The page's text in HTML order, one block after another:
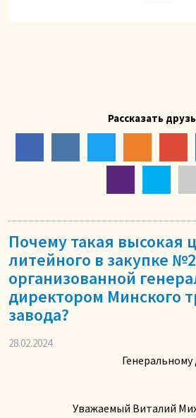
Рассказать
Почему такая высокая
литейного в закупке
организованной
директором Минского
завода?
28.02.2024
Уважаемый Виталий